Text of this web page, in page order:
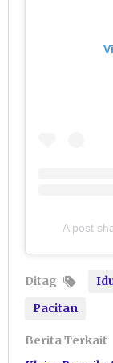
A post
Ditag
Pacitan
Berita Terkait